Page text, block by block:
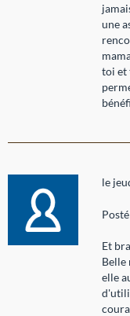
une
toi et
le
Et
Belle
elle